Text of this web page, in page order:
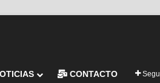
CONTACTO